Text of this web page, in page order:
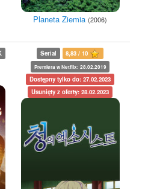
Planeta Ziemia (2006)
Serial 8,83 / 10
Premiera w Netflix: 28.02.2019
Dostępny tylko do: 27.02.2023
Usunięty z oferty: 28.02.2023